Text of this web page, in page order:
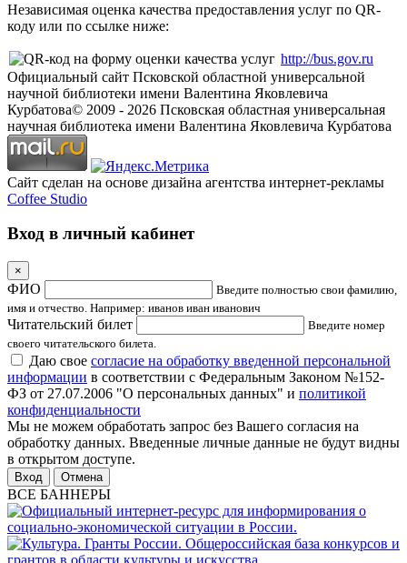
Независимая оценка качества предоставления услуг по QR-
коду или по ссылке ниже:
http://bus.gov.ru
Официальный сайт Псковской областной универсальной
научной библиотеки имени Валентина Яковлевича
Курбатова© 2009 - 2026 Псковская областная универсальная
научная библиотека имени Валентина Яковлевича Курбатова
Сайт сделан на основе дизайна агентства интернет-рекламы
Coffee Studio
Вход в личный кабинет
×
ФИО
Введите полностью свои фамилию,
имя и отчество. Например: иванов иван иванович
Читательский билет
Введите номер
своего читательского билета.
Даю свое согласие на обработку введенной персональной
информации в соответствии с Федеральным Законом №152-
ФЗ от 27.07.2006 "О персональных данных" и политикой
конфиденциальности
Мы не можем обработать запрос без Вашего согласия на
обработку данных. Введенные личные данные не будут видны
в открытом доступе.
Отмена
ВСЕ БАННЕРЫ